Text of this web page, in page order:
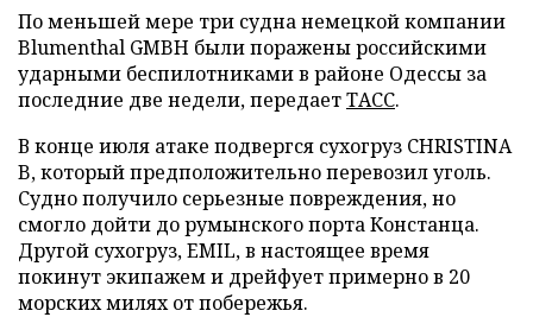
По меньшей мере три судна немецкой компании
Blumenthal GMBH были поражены российскими
ударными беспилотниками в районе Одессы за
последние две недели, передаетТАСС.
В конце июля атаке подвергся сухогруз CHRISTINA
B, который предположительно перевозил уголь.
Судно получило серьезные повреждения, но
смогло дойти до румынского порта Констанца.
Другой сухогруз, EMIL, в настоящее время
покинут экипажем и дрейфует примерно в 20
морских милях от побережья.